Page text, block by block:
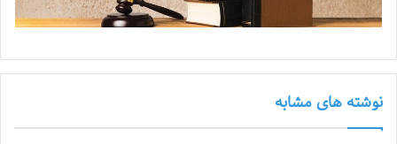
نوشته های مشابه